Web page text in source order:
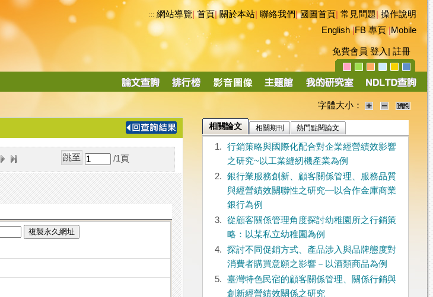
::: 網站導覽|首頁|關於本站 聯絡我們|國圖首頁 常見問題|操作說明
English|FB 專頁|Mobile
免費會員 登入 註冊
導
字體大小：
/1 頁
複製永久網址
相關論文 相關期刊 熱門點閱論文
1.
行銷策略與國際化配合對企業經營績效影響
之研究~以工業縫紉機產業為例
2.
銀行業服務創新、顧客關係管理、服務品質
與經營績效關聯性之研究—以合作金庫商業
銀行為例
3.
從顧客關係管理角度探討幼稚園所之行銷策
略：以某私立幼稚園為例
4.
探討不同促銷方式、產品涉入與品牌態度對
消費者購買意願之影響－以酒類商品為例
5.
臺灣特色民宿的顧客關係管理、關係行銷與
創新經營績效關係之研究